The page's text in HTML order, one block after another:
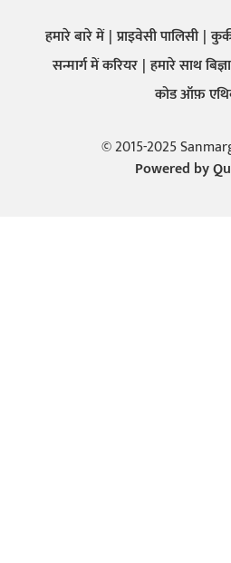
हमारे बारे में प्राइवेसी पालिसी
सन्मार्ग में करियर हमारे साथ
कोड ऑफ़
© 2015-2025
Powered by